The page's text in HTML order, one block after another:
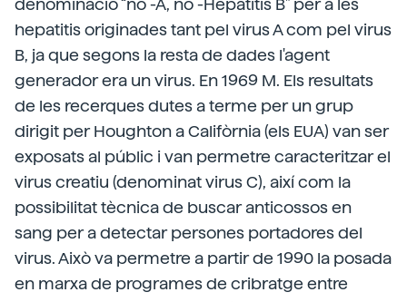
denominació “no -A, no -Hepatitis B” per a les
hepatitis originades tant pel virus A com pel virus
B, ja que segons la resta de dades l'agent
generador era un virus. En 1969 M. Els resultats
de les recerques dutes a terme per un grup
dirigit per Houghton a Califòrnia (els EUA) van ser
exposats al públic i van permetre caracteritzar el
virus creatiu (denominat virus C), així com la
possibilitat tècnica de buscar anticossos en
sang per a detectar persones portadores del
virus. Això va permetre a partir de 1990 la posada
en marxa de programes de cribratge entre